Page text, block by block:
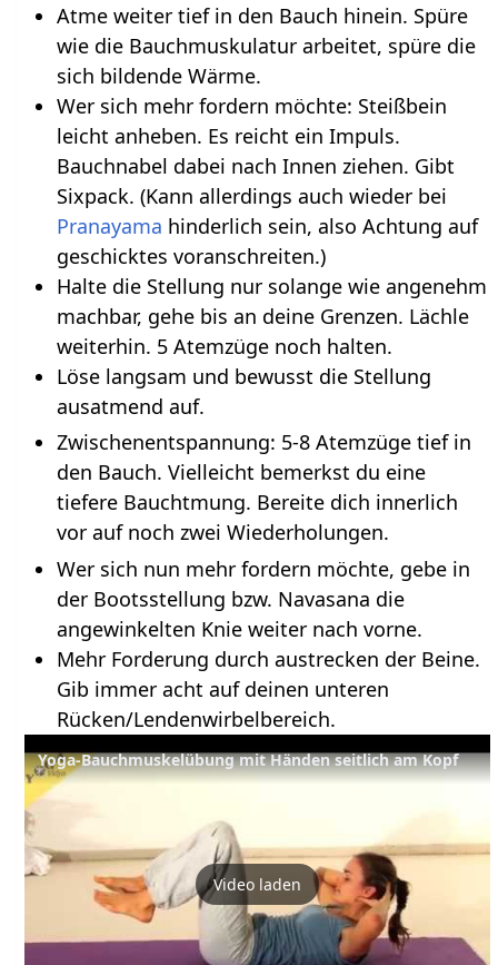
Atme weiter tief in den Bauch hinein. Spüre
wie die Bauchmuskulatur arbeitet, spüre die
sich bildende Wärme.
Wer sich mehr fordern möchte: Steißbein
leicht anheben. Es reicht ein Impuls.
Bauchnabel dabei nach Innen ziehen. Gibt
Sixpack. (Kann allerdings auch wieder bei
Pranayama hinderlich sein, also Achtung auf
geschicktes voranschreiten.)
Halte die Stellung nur solange wie angenehm
machbar, gehe bis an deine Grenzen. Lächle
weiterhin. 5 Atemzüge noch halten.
Löse langsam und bewusst die Stellung
ausatmend auf.
Zwischenentspannung: 5-8 Atemzüge tief in
den Bauch. Vielleicht bemerkst du eine
tiefere Bauchtmung. Bereite dich innerlich
vor auf noch zwei Wiederholungen.
Wer sich nun mehr fordern möchte, gebe in
der Bootsstellung bzw. Navasana die
angewinkelten Knie weiter nach vorne.
Mehr Forderung durch austrecken der Beine.
Gib immer acht auf deinen unteren
Rücken/Lendenwirbelbereich.
Yoga-Bauchmuskelübung mit Händen seitlich am Kopf
Video laden